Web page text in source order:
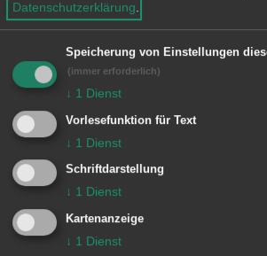
folgende Elemente:
Vorstellung der Schularten
Kompetenzmessung
alle Schülerinnen und
Schüler
die Klassenlehrkräfte
Pädagogische
Datenschutzerklärung
Speicherung von Einstellungen
(immer erforderlich)
↓ 1 Dienst
Vorlesefunktion für Text
↓ 1 Dienst
Schriftdarstellung
↓ 1 Dienst
Kartenanzeige
↓ 1 Dienst